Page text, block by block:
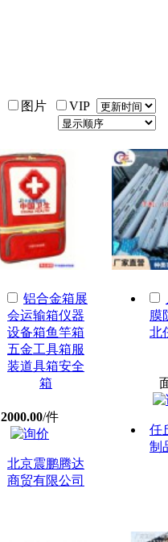
图片 VIP
铝合金箱展
会运输箱仪器
设备箱鱼竿箱
五金工具箱服
装道具箱安全
箱
2000.00/件
北京震鹏腾达
商贸有限公司
膜
北
任
制